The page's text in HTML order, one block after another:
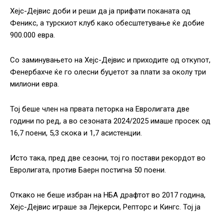
Хејс-Дејвис доби и реши да ја прифати поканата од
Феникс, а турскиот клуб како обесштетување ќе добие
900.000 евра.
Со заминувањето на Хејс-Дејвис и приходите од откупот,
Фенербахче ќе го олесни буџетот за плати за околу три
милиони евра.
Тој беше член на првата петорка на Евролигата две
години по ред, а во сезоната 2024/2025 имаше просек од
16,7 поени, 5,3 скока и 1,7 асистенции.
Исто така, пред две сезони, тој го постави рекордот во
Евролигата, против Баерн постигна 50 поени.
Откако не беше избран на НБА драфтот во 2017 година,
Хејс-Дејвис играше за Лејкерси, Репторс и Кингс. Тој ја